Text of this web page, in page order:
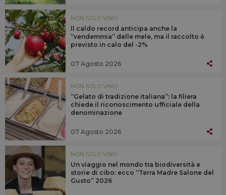
NON SOLO VINO
Il caldo record anticipa anche la
“vendemmia” delle mele, ma il raccolto è
previsto in calo del -2%
07 Agosto 2026
NON SOLO VINO
“Gelato di tradizione italiana”: la filiera
chiede il riconoscimento ufficiale della
denominazione
07 Agosto 2026
NON SOLO VINO
Un viaggio nel mondo tra biodiversità e
storie di cibo: ecco “Terra Madre Salone del
Gusto” 2026